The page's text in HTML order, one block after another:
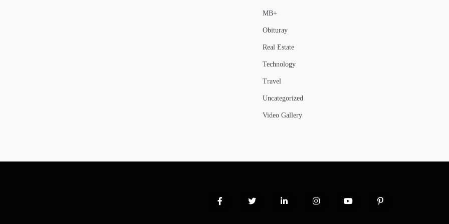
MB+
Obituray
Real Estate
Technology
Travel
Uncategorized
Video Gallery